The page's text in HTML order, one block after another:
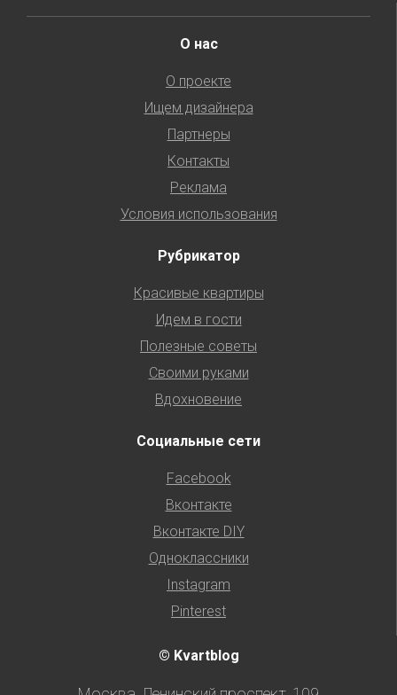
О нас
О проекте
Ищем дизайнера
Партнеры
Контакты
Реклама
Условия использования
Рубрикатор
Красивые квартиры
Идем в гости
Полезные советы
Своими руками
Вдохновение
Социальные сети
Facebook
Вконтакте
Вконтакте DIY
Одноклассники
Instagram
Pinterest
© Kvartblog